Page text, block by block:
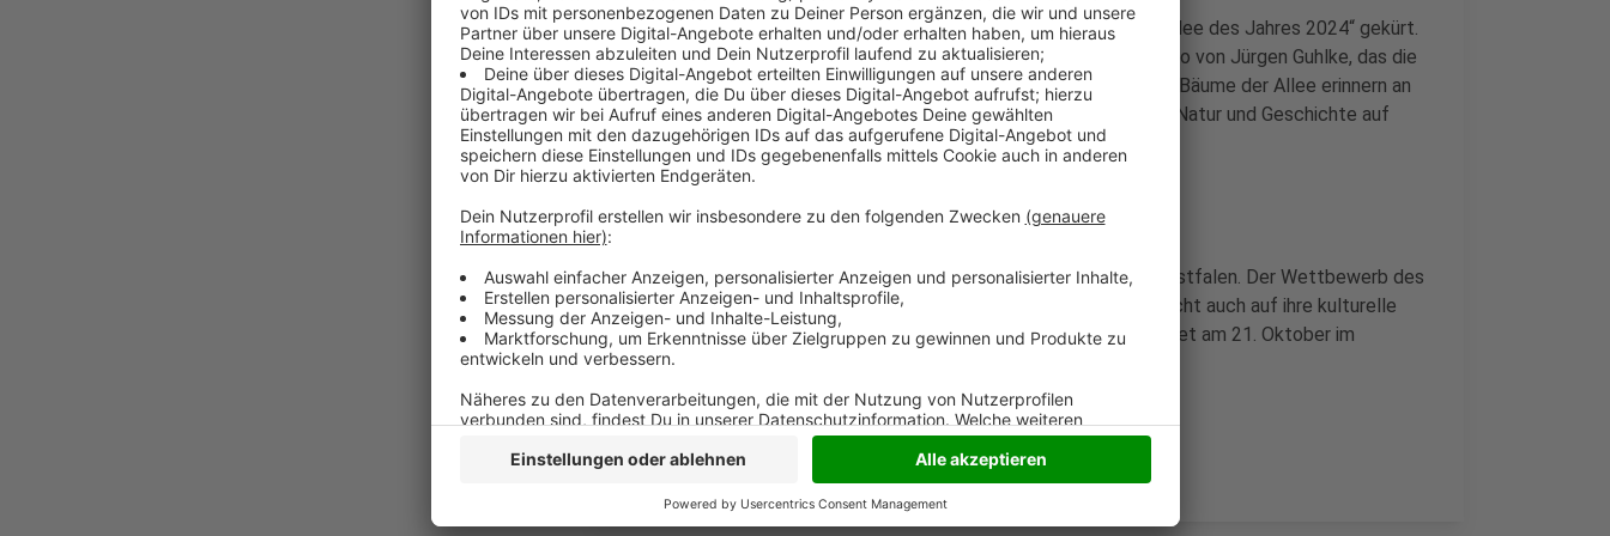
Die Platanen-Allee im Archäologischen Park Xanten wurde zur „Allee des Jahres 2024“ gekürt.
Aus über 200 bundesweiten Einsendungen wählte die Jury ein Foto von Jürgen Guhlke, das die
Allee im Herzen der antiken Stadt Colonia Ulpia Traiana zeigt. Die Bäume der Allee erinnern an
die einstigen Säulen der römischen Kolonnaden und verbinden so Natur und Geschichte auf
besondere Weise.
Mit der Auszeichnung geht der Titel erstmals nach Nordrhein-Westfalen. Der Wettbewerb des
BUND hebt nicht nur die Schönheit der Alleen hervor, sondern macht auch auf ihre kulturelle
und ökologische Bedeutung aufmerksam. Die Preisverleihung findet am 21. Oktober im
Archäologischen Park Xanten statt.
Anzeige